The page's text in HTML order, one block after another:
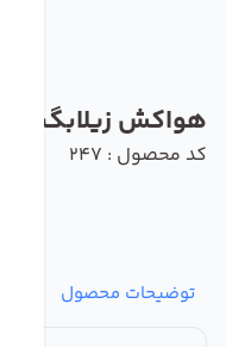
هواکش زیلابگ مدل YWF4D-350B-102/34
کد محصول : 247
توضیحات محصول